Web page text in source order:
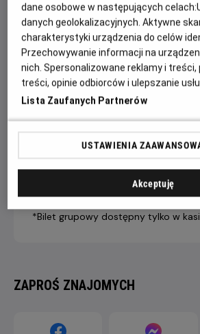
CENNIK
7 dni +
do seansu
4-6
LIVE STREAM
PREMIUM
43,90 ZŁ
*Bilet grupowy dostępny tylko w
ZAPROŚ ZNAJOMYCH
dane osobowe w następujących celach:
danych geolokalizacyjnych. Aktywne
charakterystyki urządzenia do celów
Przechowywanie informacji na
nich. Spersonalizowane reklamy i treści,
treści, opinie odbiorców i ulepszanie
Lista Zaufanych Partnerów
USTAWIENIA
Akceptuję